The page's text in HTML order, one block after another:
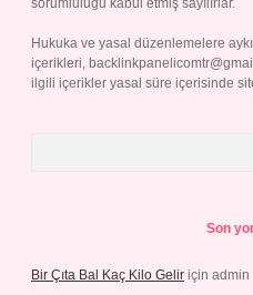
sorumluluğu kabul etmiş sayılırlar.
Hukuka ve yasal düzenlemelere
içerikleri,
ilgili içerikler yasal süre içerisinde
Son
Bir Çıta Bal Kaç Kilo Gelir için admin